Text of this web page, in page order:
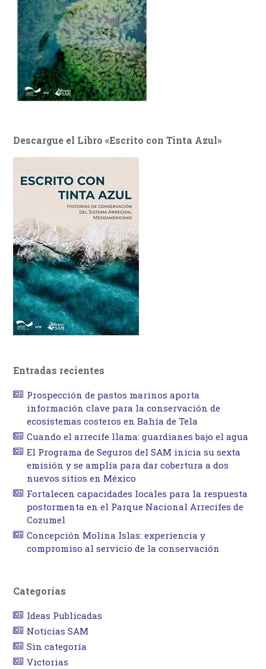
Descargue el Libro «Escrito con Tinta Azul»
Entradas recientes
Prospección de pastos marinos aporta
información clave para la conservación de
ecosistemas costeros en Bahía de Tela
Cuando el arrecife llama: guardianes bajo el agua
El Programa de Seguros del SAM inicia su sexta
emisión y se amplía para dar cobertura a dos
nuevos sitios en México
Fortalecen capacidades locales para la respuesta
postormenta en el Parque Nacional Arrecifes de
Cozumel
Concepción Molina Islas: experiencia y
compromiso al servicio de la conservación
Categorías
Ideas Publicadas
Noticias SAM
Sin categoría
Victorias